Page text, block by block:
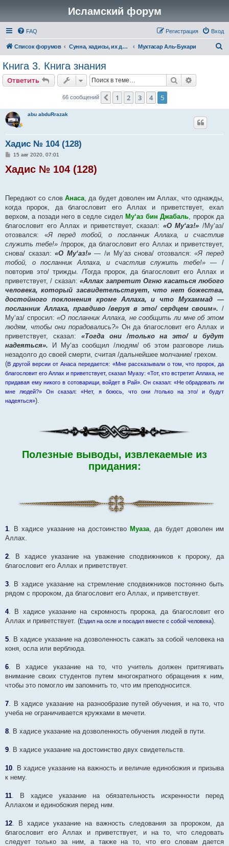
Исламский форум
FAQ Вход
Регистрация
Список форумов Сунна, хадисы, их достоверность и понимание Мухтасар Аль-Бухари
Книга 3. Книга знания
Ответить Поиск
66 сообщений Пред.
1 2 3 4 5
abu abduRrazak
Хадис № 104 (128)
С
о
б
и
е
15 авг 2020, 07:01
Хадис № 104 (128)
Передают со слов Анаса, да будет доволен им Аллах, что однажды,
когда пророк, да благословит его Аллах и приветствует, ехал
верхом, а позади него в седле сидел Му‘аз бин Джабаль, пророк да
благословит его Аллах и приветствует, сказал: «О Му‘аз!» /Му‘аз/
отозвался: «Я перед тобой, о посланник Аллаха, и счастлив
служить тебе!» /пророк, да благословит его Аллах и приветствует,
снова/ сказал:«О Му‘аз!»— /и Му‘аз снова/ отозвался:«Я перед
тобой, о посланник Аллаха, и счастлив служить тебе!»— /
повторив это/ трижды. /Тогда пророк, да благословит его Аллах и
приветствует, / сказал:«Аллах запретит Огню касаться любого
человека, который засвидетельствует, что нет божества,
достойного поклонения кроме Аллаха, и что Мухаммад —
посланник Аллаха, правдиво /веруя в это/ сердцем своим». /
Му‘аз/ спросил:«О посланник Аллаха, не сообщить ли мне об этом
людям, чтобы они порадовались?» Он да благословит его Аллах и
приветствует, сказал: «Тогда они /только на это/ и будут
надеяться». И Му‘аз сообщил /людям/ об этом разговоре лишь
незадолго до своей смерти, считая /дальнейшее молчание/ грехом.
(В другой версии от Анаса передается: «Мне рассказывали о том, что пророк, да
благословит его Аллах и приветствует, сказал Муазу: «Тот, кто встретит Аллаха, не
придавая ему никого в сотоварищи, войдет в Рай». Он сказал: «Не обрадовать ли
мне людей?» Он сказал: «Нет, я боюсь, что они /только на это/ и будут
надеяться»).
Полезные выводы, извлекаемые из
придания:
1 . В хадисе указание на достоинствоМуаза , да будет доволен им
Аллах.
2 . В хадисе указание на уважение сподвижников к пророку, да
благословит его Аллах и приветствует.
3 . В хадисе указание на стремление сподвижников постоянно быть
рядом с пророком, да благословит его Аллах, и приветствует.
4. В хадисе указание на скромность пророка, да благословит его
Аллах и приветствует. (Ездил на осле и посадил вместе с собой человека).
5 . В хадисе указание на дозволенность сажать за собой человека на
коня, осла или верблюда.
6 . В хадисе указание на то, что учитель должен притягивать
внимание своих студентов путем многократного обращения к ним,
чтобы это помогло им запомнить то, что им преподносится.
7 . В хадисе указание на разнообразие путей обучения, и на то, что
учеба не ограничивается кружками в мечети.
8 . В хадисе указание на дозволенность обучения людей в пути.
9 . В хадисе указание на достоинство двух свидетельств.
10 . В хадисе указание на важность и величие единобожия и призыва
к нему.
11 . В хадисе указание на обязательность искренности перед
Аллахом и единобожия перед ним.
12 . В хадисе указание на важность следования за пророком, да
благословит его Аллах и приветствует, и на то, что следовать
следует только за ним, а также на то, что его словам дается